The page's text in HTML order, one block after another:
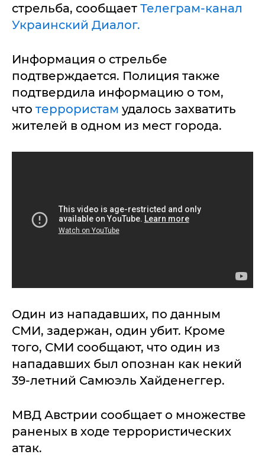
стрельба, сообщает Телеграм-канал
Украинский Диалог.
Информация о стрельбе
подтверждается. Полиция также
подтвердила информацию о том,
что террористам удалось захватить
жителей в одном из мест города.
Один из нападавших, по данным
СМИ, задержан, один убит. Кроме
того, СМИ сообщают, что один из
нападавших был опознан как некий
39-летний Самюэль Хайденеггер.
МВД Австрии сообщает о множестве
раненых в ходе террористических
атак.